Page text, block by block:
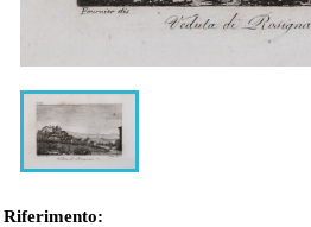
Riferimento: